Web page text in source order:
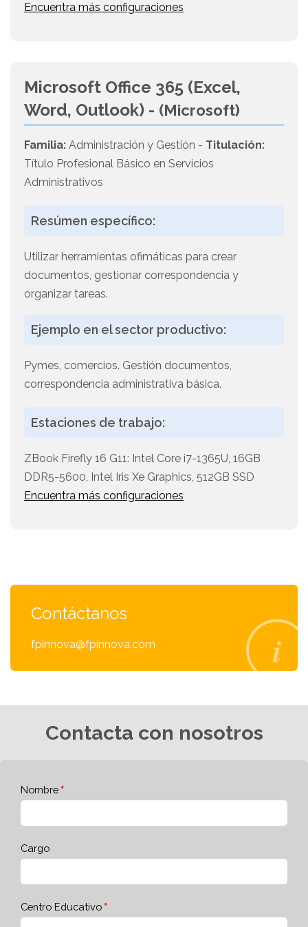
Encuentra más configuraciones
Microsoft Office 365 (Excel,
Word, Outlook) - (Microsoft)
Familia: Administración y Gestión - Titulación:
Título Profesional Básico en Servicios
Administrativos
Resúmen específico:
Utilizar herramientas ofimáticas para crear
documentos, gestionar correspondencia y
organizar tareas.
Ejemplo en el sector productivo:
Pymes, comercios. Gestión documentos,
correspondencia administrativa básica.
Estaciones de trabajo:
ZBook Firefly 16 G11: Intel Core i7-1365U, 16GB
DDR5-5600, Intel Iris Xe Graphics, 512GB SSD
Encuentra más configuraciones
Contáctanos
fpinnova@fpinnova.com
Contacta con nosotros
Nombre
Cargo
Centro Educativo